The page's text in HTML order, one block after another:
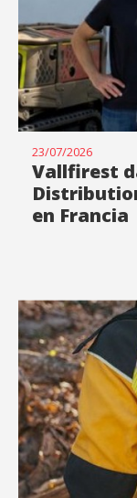
23/07/2026
Vallfirest
en Francia